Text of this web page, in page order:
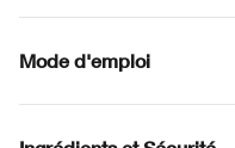
Mode d'emploi